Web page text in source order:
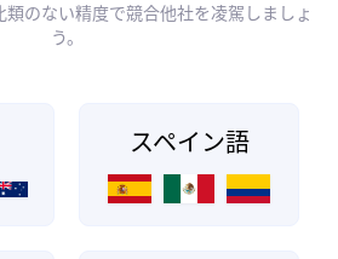
のない精度で競合他社を凌駕しましょ
う。
スペイン語